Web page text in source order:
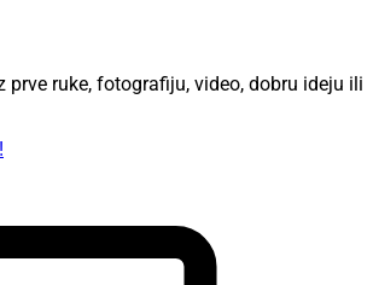
ruke, fotografiju, video, dobru ideju ili